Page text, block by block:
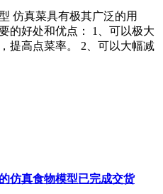
仿真菜具有极其广泛的用
的好处和优点： 1、可以极大
提高点菜率。 2、可以大幅减
仿真食物模型已完成交货